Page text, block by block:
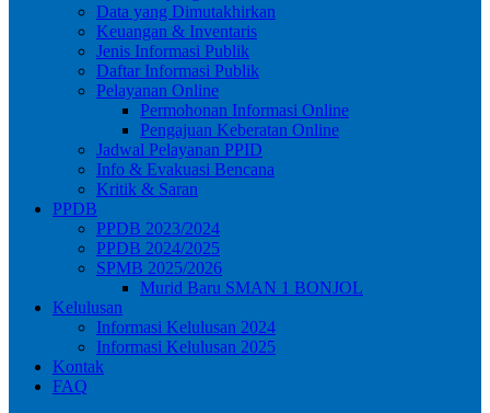
Data yang Dimutakhirkan
Keuangan & Inventaris
Jenis Informasi Publik
Daftar Informasi Publik
Pelayanan Online
Permohonan Informasi Online
Pengajuan Keberatan Online
Jadwal Pelayanan PPID
Info & Evakuasi Bencana
Kritik & Saran
PPDB
PPDB 2023/2024
PPDB 2024/2025
SPMB 2025/2026
Murid Baru SMAN 1 BONJOL
Kelulusan
Informasi Kelulusan 2024
Informasi Kelulusan 2025
Kontak
FAQ